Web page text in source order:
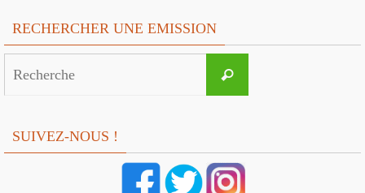
RECHERCHER UNE EMISSION
Recherche
SUIVEZ-NOUS !